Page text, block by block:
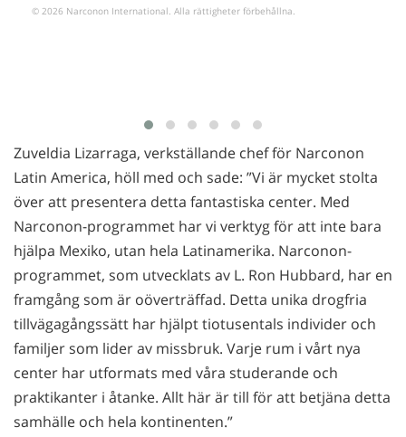
© 2026 Narconon International. Alla rättigheter förbehållna.
Zuveldia Lizarraga, verkställande chef för Narconon
Latin America, höll med och sade: ”Vi är mycket stolta
över att presentera detta fantastiska center. Med
Narconon-programmet har vi verktyg för att inte bara
hjälpa Mexiko, utan hela Latinamerika. Narconon-
programmet, som utvecklats av L. Ron Hubbard, har en
framgång som är oöverträffad. Detta unika drogfria
tillvägagångssätt har hjälpt tiotusentals individer och
familjer som lider av missbruk. Varje rum i vårt nya
center har utformats med våra studerande och
praktikanter i åtanke. Allt här är till för att betjäna detta
samhälle och hela kontinenten.”